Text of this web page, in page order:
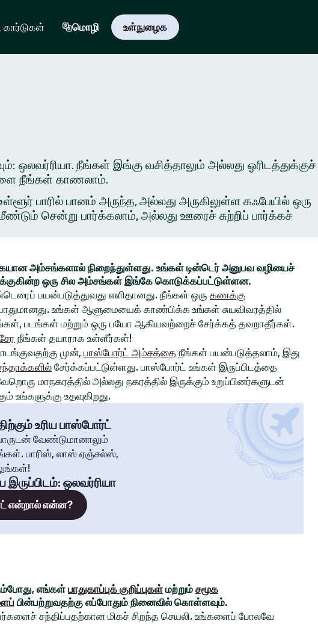
கார்டுகள் மொழி உள்நுழைக
ஒலவர்ரியா. நீங்கள் இங்கு வசித்தாலும் அல்லது ஓரிடத்துக்குச்
நீங்கள் காணலாம்.
பாரில் பானம் அருந்த, அல்லது அருகிலுள்ள கஃபேயில் ஒரு
சென்று பார்க்கலாம், அல்லது ஊரைச் சுற்றிப் பார்க்கச்
அம்சங்களால் நிறைந்துள்ளது. உங்கள் டின்டெர் அனுபவ வழியைச்
ஒரு சில அம்சங்கள் இங்கே கொடுக்கப்பட்டுள்ளன.
பயன்படுத்துவது எளிதானது. நீங்கள் ஒரு கணக்கு
உங்கள் ஆளுமையைக் காண்பிக்க உங்கள் சுயவிவரத்தில்
படங்கள் மற்றும் ஒரு பயோ ஆகியவற்றைச் சேர்க்கத் தவறாதீர்கள்.
நீங்கள் தயாராக உள்ளீர்கள்!
முன், பாஸ்போர்ட் அம்சத்தை நீங்கள் பயன்படுத்தலாம், இது
சேர்க்கப்பட்டுள்ளது. பாஸ்போர்ட் உங்கள் இருப்பிடத்தை
மாநகரத்தில் அல்லது நகரத்தில் இருக்கும் உறுப்பினர்களுடன்
உங்களுக்கு உதவுகிறது.
உரிய பாஸ்போர்ட்
வேண்டுமானாலும்
பாரிஸ், லாஸ் ஏஞ்சல்ஸ்,
இருப்பிடம்: ஒலவர்ரியா
என்றால் என்ன?
எங்கள் பாதுகாப்புக் குறிப்புகள் மற்றும் சமூக
பின்பற்றுவதற்கு எப்போதும் நினைவில் கொள்ளவும்.
சந்திப்பதற்கான மிகச் சிறந்த செயலி. உங்களைப் போலவே